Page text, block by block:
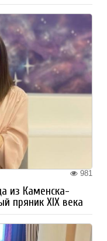
981
из Каменска-
пряник XIX века